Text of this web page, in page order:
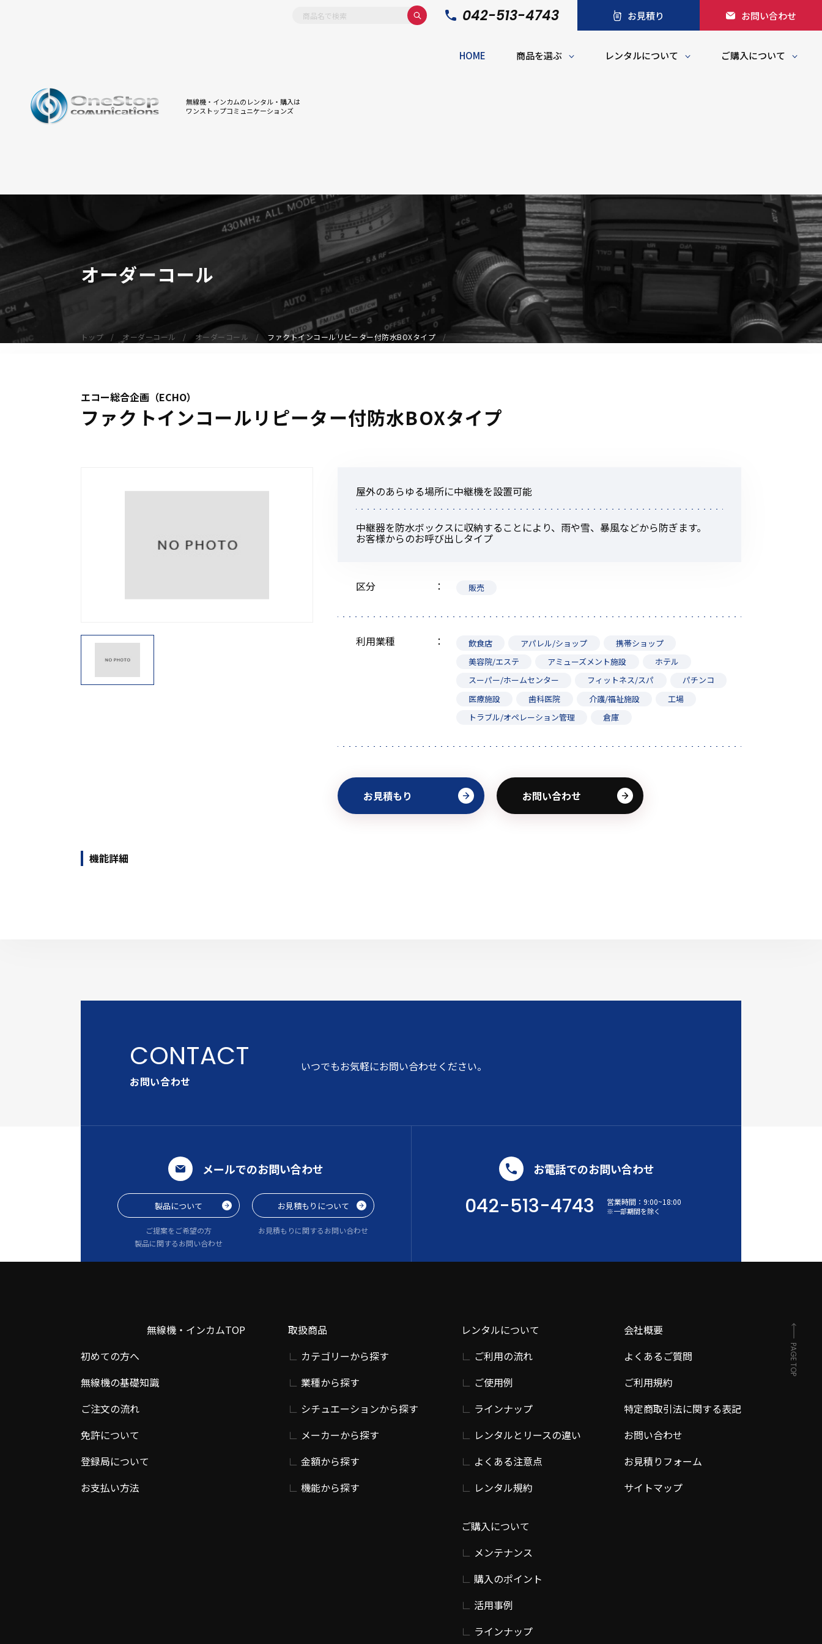
無線機・インカムのレンタル・購入は
ワンストップコミュニケーションズ
042-513-4743 お見積り お問い合わせ
HOME 商品を選ぶ レンタルについて ご購入について
無線機
デジタル無線機（登録局）
デジタル無線機（免許局）
受信機（レシーバー）
アマチュア無線機
オーダーコール
アクセサリー
イヤホンマイク
スピーカーマイク
イヤホン
ベルトクリップ
無線機収納・運搬ケース
その他アクセサリー
ポータブルワイヤレスアンプ
DCDCコンバーター/直流安定
初めてご利用の方
業界使用例から探す
オーダーコール
トップ オーダーコール オーダーコール ファクトインコールリピーター付防水BOXタイプ
エコー総合企画（ECHO）
ファクトインコールリピーター付防水BOXタイプ
屋外のあらゆる場所に中継機を設置可能
中継器を防水ボックスに収納することにより、雨や雪、暴風などから防ぎます。
お客様からのお呼び出しタイプ
区分 販売
利用業種 飲食店 アパレル/ショップ
携帯ショップ
美容院/エステ
アミューズメント施設
ホテル
スーパー/ホームセンター
フィットネス/スパ
パチンコ
医療施設
歯科医院 介護/福祉施設
工場
トラブル/オペレーション管理
倉庫
お見積もり お問い合わせ
機能詳細
お問い合わせ
いつでもお気軽にお問い合わせください。
メールでのお問い合わせ
製品について
ご提案をご希望の方
製品に関するお問い合わせ
お見積もりについて
お見積もりに関するお問い合わせ
お電話でのお問い合わせ
042-513-4743 営業時間： 9:00~18:00
※一部期間を除く
無線機・インカムTOP
初めての方へ
無線機の基礎知識
ご注文の流れ
免許について
登録局について
お支払い方法
取扱商品
カテゴリーから探す
業種から探す
シチュエーションから探す
メーカーから探す
金額から探す
機能から探す
レンタルについて
ご利用の流れ
ご使用例
ラインナップ
レンタルとリースの違い
よくある注意点
レンタル規約
ご購入について
メンテナンス
購入のポイント
活用事例
ラインナップ
会社概要
よくあるご質問
ご利用規約
特定商取引法に関する表記
お問い合わせ
お見積りフォーム
サイトマップ
PAGE TOP